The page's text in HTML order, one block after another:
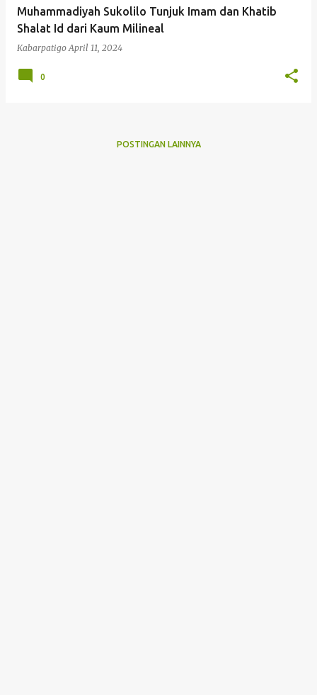
Muhammadiyah Sukolilo Tunjuk Imam dan Khatib
Shalat Id dari Kaum Milineal
Kabarpatigo April 11, 2024
0
POSTINGAN LAINNYA